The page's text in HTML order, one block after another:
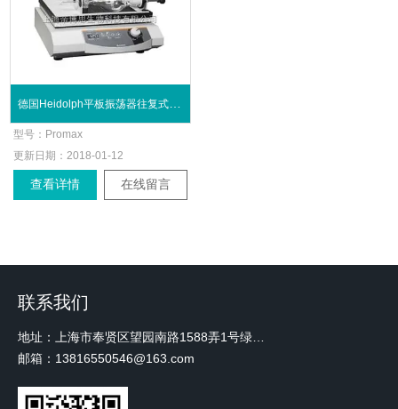
型号： Promax
更新日期： 2018-01-12
查看详情 在线留言
联系我们
邮箱：13816550546@163.com